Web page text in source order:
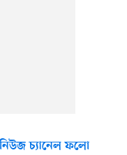
চ্যানেল ফলো